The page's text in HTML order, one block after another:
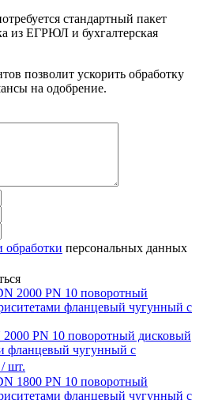
стандартный пакет
из ЕГРЮЛ и бухгалтерская
позволит ускорить обработку
на одобрение.
обработки персональных данных
PN 10 поворотный дисковый
фланцевый чугунный с
/ шт.